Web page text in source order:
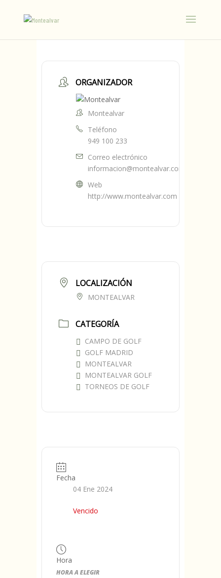
ORGANIZADOR
Montealvar
Teléfono
949 100 233
Correo electrónico
informacion@montealvar.com
Web
http://www.montealvar.com
LOCALIZACIÓN
MONTEALVAR
CATEGORÍA
CAMPO DE GOLF
GOLF MADRID
MONTEALVAR
MONTEALVAR GOLF
TORNEOS DE GOLF
Fecha
04 Ene 2024
Vencido
Hora
HORA A ELEGIR